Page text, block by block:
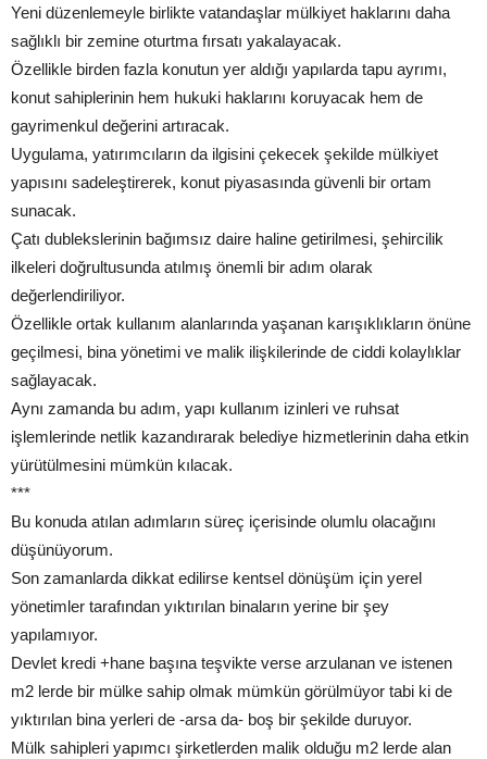
Yeni düzenlemeyle birlikte vatandaşlar mülkiyet haklarını daha
sağlıklı bir zemine oturtma fırsatı yakalayacak.
Özellikle birden fazla konutun yer aldığı yapılarda tapu ayrımı,
konut sahiplerinin hem hukuki haklarını koruyacak hem de
gayrimenkul değerini artıracak.
Uygulama, yatırımcıların da ilgisini çekecek şekilde mülkiyet
yapısını sadeleştirerek, konut piyasasında güvenli bir ortam
sunacak.
Çatı dublekslerinin bağımsız daire haline getirilmesi, şehircilik
ilkeleri doğrultusunda atılmış önemli bir adım olarak
değerlendiriliyor.
Özellikle ortak kullanım alanlarında yaşanan karışıklıkların önüne
geçilmesi, bina yönetimi ve malik ilişkilerinde de ciddi kolaylıklar
sağlayacak.
Aynı zamanda bu adım, yapı kullanım izinleri ve ruhsat
işlemlerinde netlik kazandırarak belediye hizmetlerinin daha etkin
yürütülmesini mümkün kılacak.
***
Bu konuda atılan adımların süreç içerisinde olumlu olacağını
düşünüyorum.
Son zamanlarda dikkat edilirse kentsel dönüşüm için yerel
yönetimler tarafından yıktırılan binaların yerine bir şey
yapılamıyor.
Devlet kredi +hane başına teşvikte verse arzulanan ve istenen
m2 lerde bir mülke sahip olmak mümkün görülmüyor tabi ki de
yıktırılan bina yerleri de -arsa da- boş bir şekilde duruyor.
Mülk sahipleri yapımcı şirketlerden malik olduğu m2 lerde alan